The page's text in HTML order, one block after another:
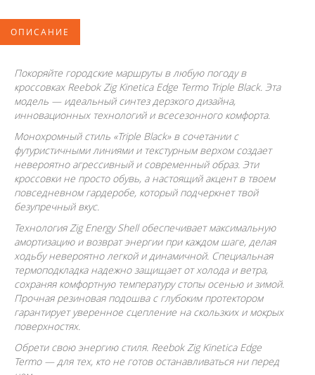
ОПИСАНИЕ
Покоряйте городские маршруты в любую погоду в
кроссовках Reebok Zig Kinetica Edge Termo Triple Black. Эта
модель — идеальный синтез дерзкого дизайна,
инновационных технологий и всесезонного комфорта.
Монохромный стиль «Triple Black» в сочетании с
футуристичными линиями и текстурным верхом создает
невероятно агрессивный и современный образ. Эти
кроссовки не просто обувь, а настоящий акцент в твоем
повседневном гардеробе, который подчеркнет твой
безупречный вкус.
Технология Zig Energy Shell обеспечивает максимальную
амортизацию и возврат энергии при каждом шаге, делая
ходьбу невероятно легкой и динамичной. Специальная
термоподкладка надежно защищает от холода и ветра,
сохраняя комфортную температуру стопы осенью и зимой.
Прочная резиновая подошва с глубоким протектором
гарантирует уверенное сцепление на скользких и мокрых
поверхностях.
Обрети свою энергию стиля. Reebok Zig Kinetica Edge
Termo — для тех, кто не готов останавливаться ни перед